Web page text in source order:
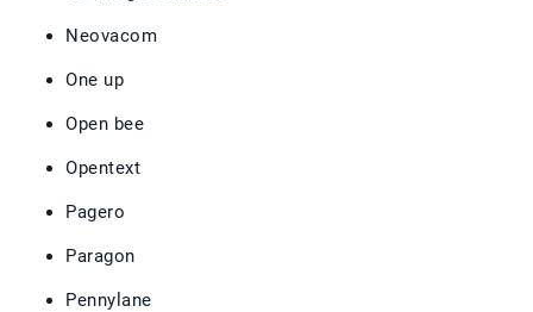
Neovacom
One up
Open bee
Opentext
Pagero
Paragon
Pennylane